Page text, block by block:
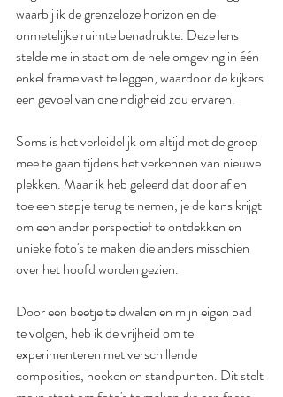
waarbij ik de grenzeloze horizon en de
onmetelijke ruimte benadrukte. Deze lens
stelde me in staat om de hele omgeving in één
enkel frame vast te leggen, waardoor de kijkers
een gevoel van oneindigheid zou ervaren.
Soms is het verleidelijk om altijd met de groep
mee te gaan tijdens het verkennen van nieuwe
plekken. Maar ik heb geleerd dat door af en
toe een stapje terug te nemen, je de kans krijgt
om een ander perspectief te ontdekken en
unieke foto's te maken die anders misschien
over het hoofd worden gezien.
Door een beetje te dwalen en mijn eigen pad
te volgen, heb ik de vrijheid om te
experimenteren met verschillende
composities, hoeken en standpunten. Dit stelt